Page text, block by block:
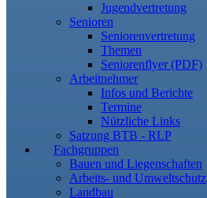
Jugendvertretung
Senioren
Seniorenvertretung
Themen
Seniorenflyer (PDF)
Arbeitnehmer
Infos und Berichte
Termine
Nützliche Links
Satzung BTB - RLP
Fachgruppen
Bauen und Liegenschaften
Arbeits- und Umweltschutz
Landbau